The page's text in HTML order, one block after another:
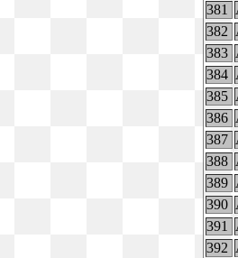
381
382
383
384
385
386
387
388
389
390
391
392